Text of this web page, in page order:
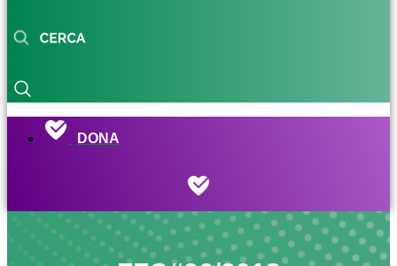
DONA